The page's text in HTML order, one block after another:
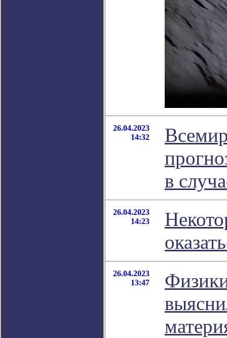
26.04.2023
14:32
в
26.04.2023
14:23
26.04.2023
13:47